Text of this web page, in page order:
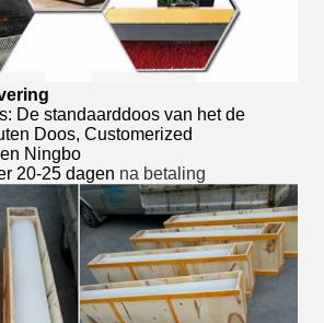
De standaarddoos van het de
Doos, Customerized
Ningbo
20-25 dagen na betaling